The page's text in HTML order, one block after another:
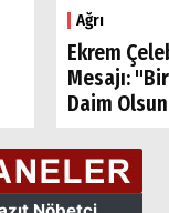
Ağrı
Ekrem
Mesajı:
Daim